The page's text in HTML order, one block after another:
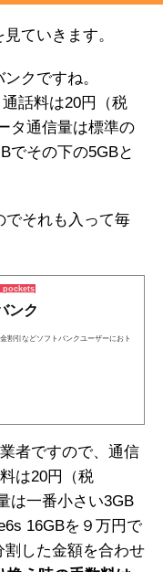
ていきます。
クですね。
話料は20円（税
タ通信量は標準の
でその下の5GBと
でそれも入って毎
pockets
ンク
割引などソフトバンクユーザーにおト
者ですので、通信
は20円（税
は一番小さい3GB
16GBを９万円で
した金額を合わせ